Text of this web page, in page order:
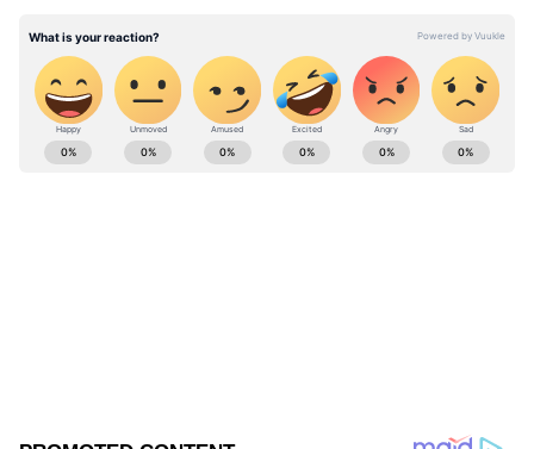
ABOUT THE AUTHOR